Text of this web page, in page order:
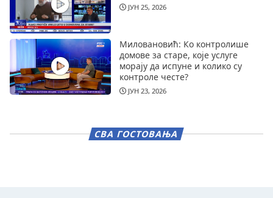
ЈУН 25, 2026
Миловановић: Ко контролише
домове за старе, које услуге
морају да испуне и колико су
контроле честе?
ЈУН 23, 2026
СВА ГОСТОВАЊА